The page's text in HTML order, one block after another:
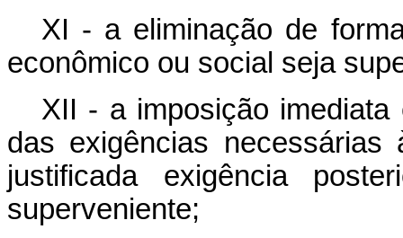
XI - a eliminação de
econômico ou social seja
XII - a imposição
das exigências
justificada exigência
superveniente;